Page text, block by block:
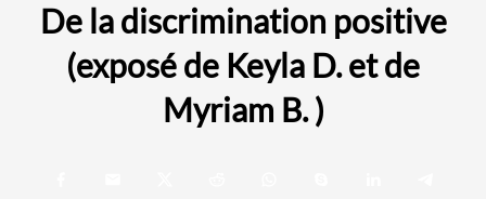
De la discrimination positive
(exposé de Keyla D. et de
Myriam B. )